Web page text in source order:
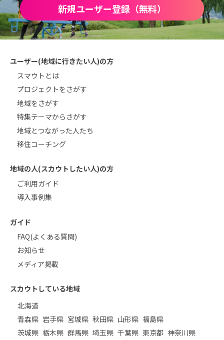
新規ユーザー登録（無料）
ユーザー(地域に行きたい人)の方
スマウトとは
プロジェクトをさがす
地域をさがす
特集テーマからさがす
地域とつながった人たち
移住コーチング
地域の人(スカウトしたい人)の方
ご利用ガイド
導入事例集
ガイド
FAQ(よくある質問)
お知らせ
メディア掲載
スカウトしている地域
北海道
青森県 岩手県 宮城県 秋田県 山形県 福島県
茨城県 栃木県 群馬県 埼玉県 千葉県 東京都 神奈川県